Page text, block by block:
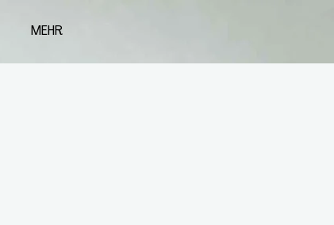
MEHR